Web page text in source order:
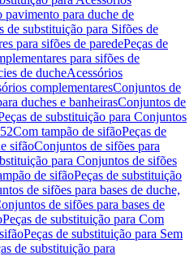
pavimento para duche de
de substituição para Sifões de
para sifões de paredePeças de
para sifões de
de ducheAcessórios
complementaresConjuntos de
duches e banheirasConjuntos de
de substituição para Conjuntos
Com tampão de sifãoPeças de
sifãoConjuntos de sifões para
para Conjuntos de sifões
de sifãoPeças de substituição
de sifões para bases de duche,
de sifões para bases de
Peças de substituição para Com
Peças de substituição para Sem
de substituição para